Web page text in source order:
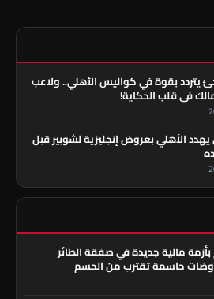
يتردد بقوة في كواليس الأهلي.. ولاعب
في قلب الحكاية!
الأهلي بعروض إنجليزية لشوبير قبل
مالية جديدة في صفقة الطائر
حاسمة تقترب من الحسم